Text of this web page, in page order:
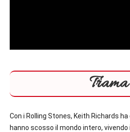
Trama
Con i Rolling Stones, Keith Richards
hanno scosso il mondo intero, vivendo